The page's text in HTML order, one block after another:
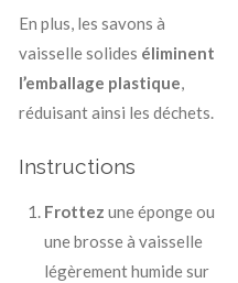
En plus, les savons à
vaisselle solides éliminent
l’emballage plastique,
réduisant ainsi les déchets.
Instructions
Frottez une éponge ou
une brosse à vaisselle
légèrement humide sur